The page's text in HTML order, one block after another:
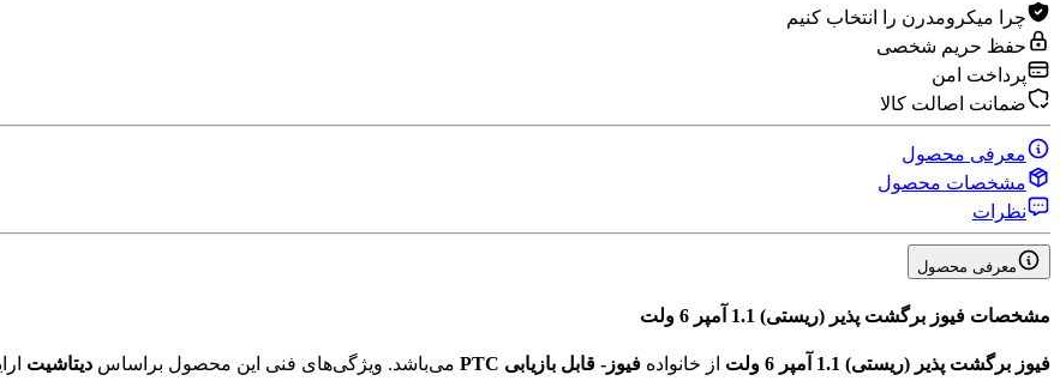
چرا میکرومدرن را انتخاب کنیم
حفظ حریم شخصی
پرداخت امن
ضمانت اصالت کالا
معرفی محصول
مشخصات محصول
نظرات
معرفی محصول
مشخصات فیوز برگشت پذیر (ریستی) 1.1 آمپر 6 ولت
فیوز برگشت پذیر (ریستی) 1.1 آمپر 6 ولت از خانواده فیوز- قابل بازیابی PTC می‌باشد. ویژگی‌های فنی این محصول براساس دیتاشیت